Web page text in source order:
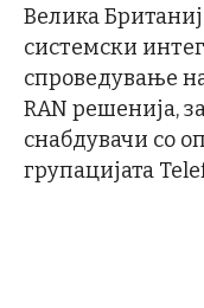
Велика
системски
спроведување
RAN решенија,
снабдувачи со
групацијата